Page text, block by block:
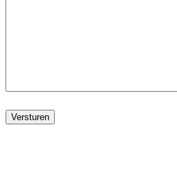
Versturen